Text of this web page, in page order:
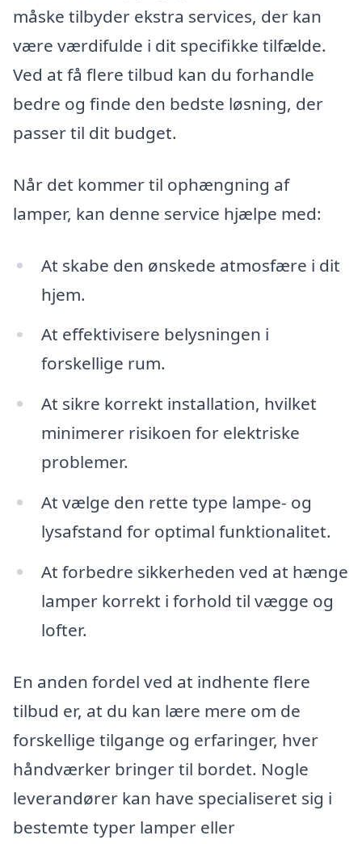
måske tilbyder ekstra services, der kan
være værdifulde i dit specifikke tilfælde.
Ved at få flere tilbud kan du forhandle
bedre og finde den bedste løsning, der
passer til dit budget.
Når det kommer til ophængning af
lamper, kan denne service hjælpe med:
At skabe den ønskede atmosfære i dit
hjem.
At effektivisere belysningen i
forskellige rum.
At sikre korrekt installation, hvilket
minimerer risikoen for elektriske
problemer.
At vælge den rette type lampe- og
lysafstand for optimal funktionalitet.
At forbedre sikkerheden ved at hænge
lamper korrekt i forhold til vægge og
lofter.
En anden fordel ved at indhente flere
tilbud er, at du kan lære mere om de
forskellige tilgange og erfaringer, hver
håndværker bringer til bordet. Nogle
leverandører kan have specialiseret sig i
bestemte typer lamper eller